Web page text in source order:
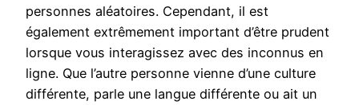
personnes aléatoires. Cependant, il est
également extrêmement important d’être prudent
lorsque vous interagissez avec des inconnus en
ligne. Que l’autre personne vienne d’une culture
différente, parle une langue différente ou ait un